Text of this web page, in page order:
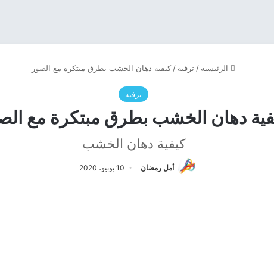
الرئيسية / ترفيه / كيفية دهان الخشب بطرق مبتكرة مع الصور
ترفيه
دهان الخشب بطرق مبتكرة مع
كيفية دهان الخشب
أمل رمضان 10 يونيو، 2020